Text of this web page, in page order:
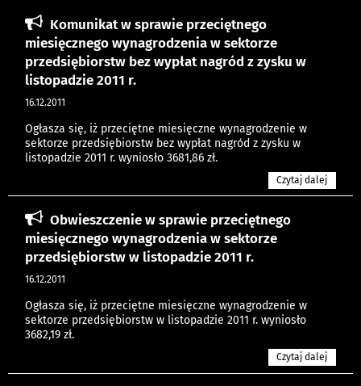
Komunikat w sprawie przeciętnego
miesięcznego wynagrodzenia w sektorze
przedsiębiorstw bez wypłat nagród z zysku w
listopadzie 2011 r.
16.12.2011
Ogłasza się, iż przeciętne miesięczne wynagrodzenie w
sektorze przedsiębiorstw bez wypłat nagród z zysku w
listopadzie 2011 r. wyniosło 3681,86 zł.
Czytaj dalej
Obwieszczenie w sprawie przeciętnego
miesięcznego wynagrodzenia w sektorze
przedsiębiorstw w listopadzie 2011 r.
16.12.2011
Ogłasza się, iż przeciętne miesięczne wynagrodzenie w
sektorze przedsiębiorstw w listopadzie 2011 r. wyniosło
3682,19 zł.
Czytaj dalej